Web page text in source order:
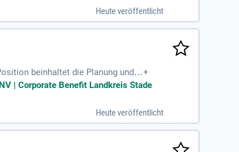
Heute veröffentlicht
beinhaltet die Planung und D
Bauüberwachung
verantwortlich. Die Pflege und A
+
| Corporate Benefit Landkreis Stade
Heute veröffentlicht